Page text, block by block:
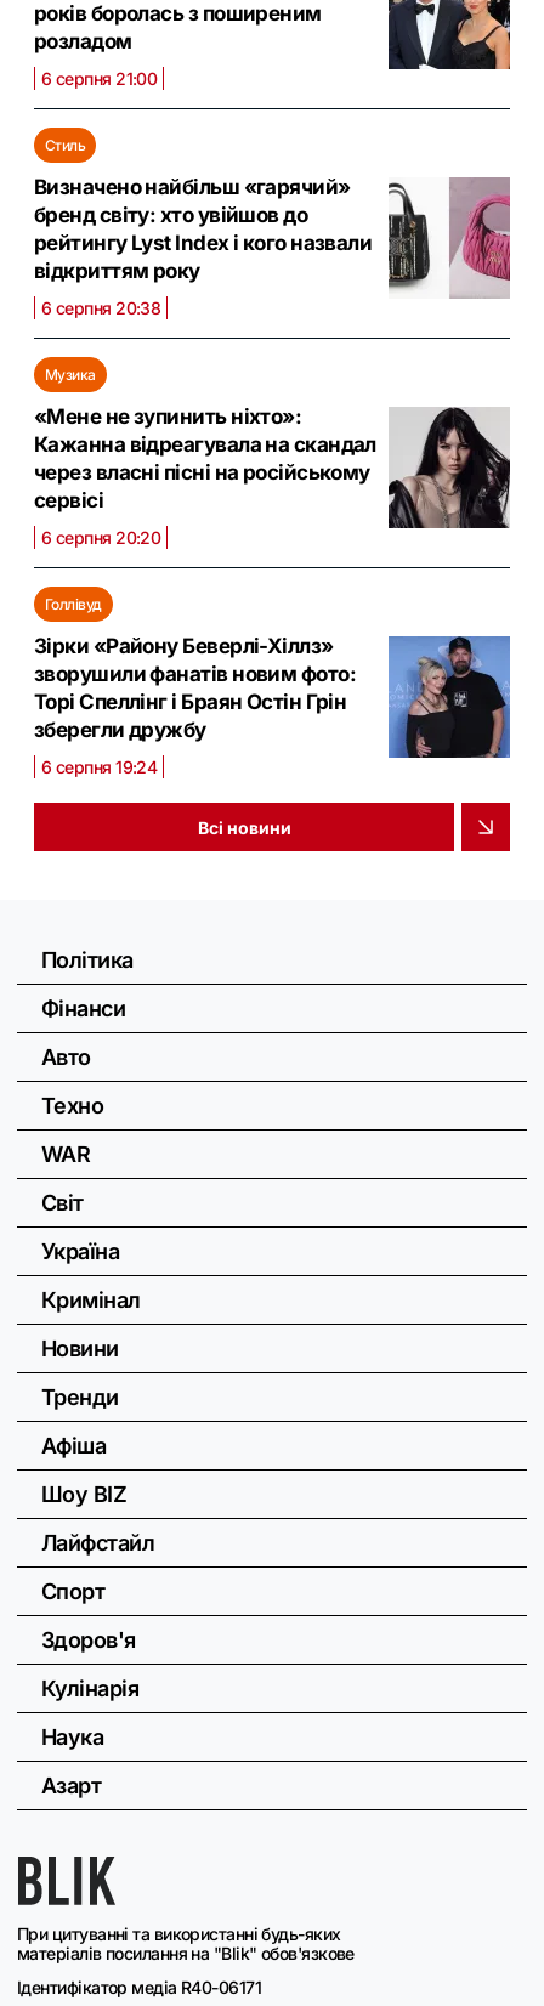
років боролась з поширеним
розладом
6 серпня 21:00
Стиль
Визначено найбільш «гарячий»
бренд світу: хто увійшов до
рейтингу Lyst Index і кого назвали
відкриттям року
6 серпня 20:38
Музика
«Мене не зупинить ніхто»:
Кажанна відреагувала на скандал
через власні пісні на російському
сервісі
6 серпня 20:20
Голлівуд
Зірки «Району Беверлі-Хіллз»
зворушили фанатів новим фото:
Торі Спеллінг і Браян Остін Грін
зберегли дружбу
6 серпня 19:24
Всі новини
При цитуванні та використанні будь-яких
матеріалів посилання на "Blik" обов'язкове
Ідентифікатор медіа R40-06171
Політика
Фінанси
Авто
Техно
WAR
Світ
Україна
Кримінал
Новини
Тренди
Афіша
Шоу BIZ
Лайфстайл
Спорт
Здоров'я
Кулінарія
Наука
Азарт